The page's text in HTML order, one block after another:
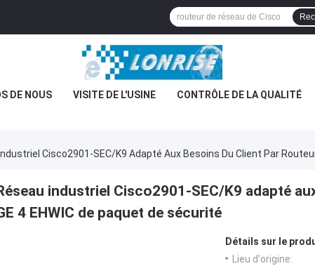
DE NOUS VISITE DE L'USINE CONTRÔLE DE LA QUALITÉ
Cisco2901-SEC/K9 Adapté Aux Besoins Du Client Par
industriel Cisco2901-SEC/K9 adapté
4 EHWIC de paquet de sécurité
Détails sur le
Lieu d'origine: